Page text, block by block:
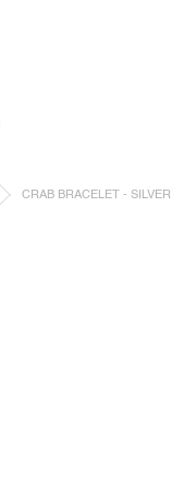
CRAB BRACELET - SILVER